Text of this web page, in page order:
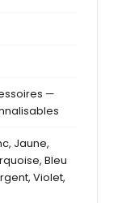
—
Jaune,
Bleu
Violet,